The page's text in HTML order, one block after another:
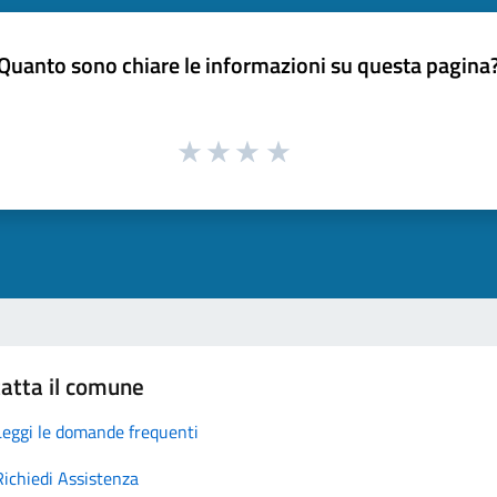
sono chiare le informazioni su questa
il comune
le domande frequenti
Assistenza